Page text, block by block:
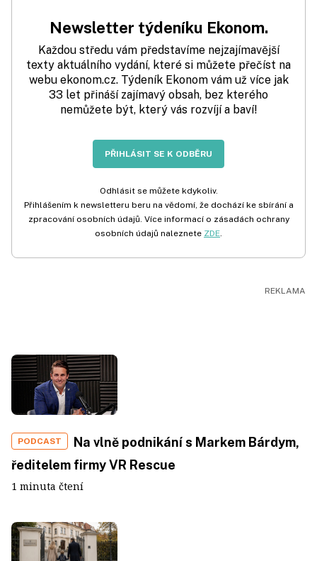
Newsletter týdeníku Ekonom.
Každou středu vám představíme nejzajímavější
texty aktuálního vydání, které si můžete přečíst na
webu ekonom.cz. Týdeník Ekonom vám už více jak
33 let přináší zajímavý obsah, bez kterého
nemůžete být, který vás rozvíjí a baví!
PŘIHLÁSIT SE K ODBĚRU
Odhlásit se můžete kdykoliv.
Přihlášením k newsletteru beru na vědomí, že dochází ke sbírání a
zpracování osobních údajů. Více informací o zásadách ochrany
osobních údajů naleznete ZDE.
PODCAST
Na vlně podnikání s Markem Bárdym,
ředitelem firmy VR Rescue
1 minuta čtení